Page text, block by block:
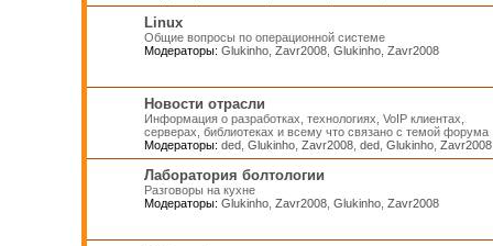
Linux
Общие вопросы по операционной системе
Модераторы: Glukinho, Zavr2008, Glukinho, Zavr2008
Новости отрасли
Информация о разработках, технологиях, VoIP клиентах,
серверах, библиотеках и всему что связано с темой форума
Модераторы: ded, Glukinho, Zavr2008, ded, Glukinho, Zavr2008
Лаборатория болтологии
Разговоры на кухне
Модераторы: Glukinho, Zavr2008, Glukinho, Zavr2008